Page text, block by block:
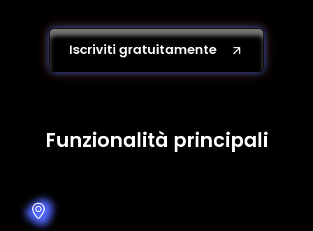
Iscriviti gratuitamente
Funzionalità principali